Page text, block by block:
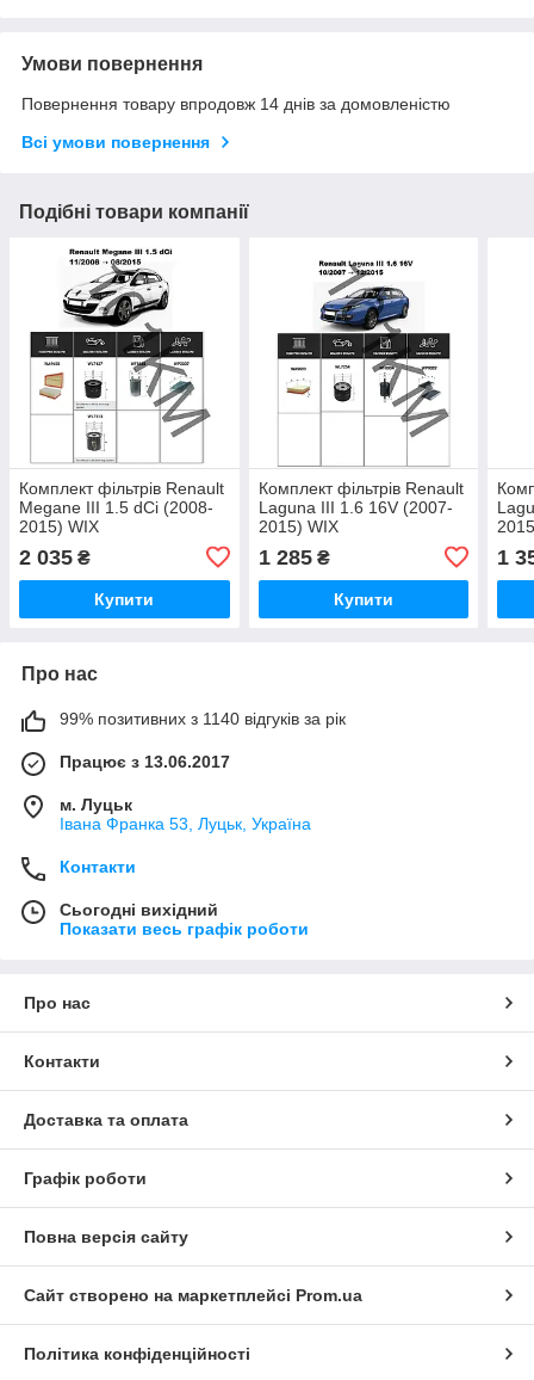
Умови повернення
Повернення товару впродовж 14 днів за домовленістю
Всі умови повернення
Подібні товари компанії
Комплект фільтрів Renault
Megane III 1.5 dCi (2008-
2015) WIX
2 035 ₴
Купити
Комплект фільтрів Renault
Laguna III 1.6 16V (2007-
2015) WIX
1 285₴
Купити
1
Про нас
99% позитивних з 1140 відгуків за рік
Працює з 13.06.2017
м. Луцьк
Івана Франка 53, Луцьк, Україна
Контакти
Сьогодні вихідний
Показати весь графік роботи
Про нас
Контакти
Доставка та оплата
Графік роботи
Повна версія сайту
Сайт створено на маркетплейсі Prom.ua
Політика конфіденційності